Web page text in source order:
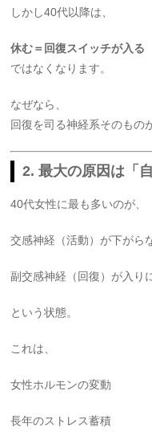
しかし40代以降は、
休む＝回復スイッチが入る
ではなくなります。
なぜなら、
回復を司る神経系そのもの
2. 最大の原因は「
40代女性に最も多いのが、
交感神経（活動）が下がら
副交感神経（回復）が入り
という状態。
これは、
女性ホルモンの変動
長年のストレス蓄積